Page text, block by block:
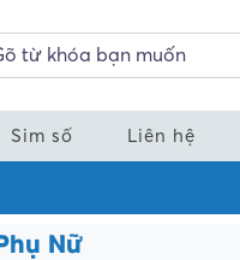
Sim số Liên hệ
Nữ